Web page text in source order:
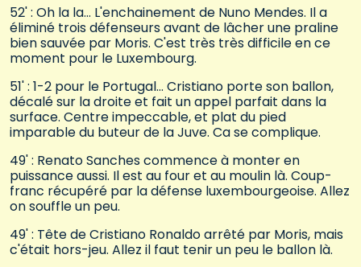
52' : Oh la la… L'enchainement de Nuno Mendes. Il a
éliminé trois défenseurs avant de lâcher une praline
bien sauvée par Moris. C'est très très difficile en ce
moment pour le Luxembourg.
51' : 1-2 pour le Portugal… Cristiano porte son ballon,
décalé sur la droite et fait un appel parfait dans la
surface. Centre impeccable, et plat du pied
imparable du buteur de la Juve. Ca se complique.
49' : Renato Sanches commence à monter en
puissance aussi. Il est au four et au moulin là. Coup-
franc récupéré par la défense luxembourgeoise. Allez
on souffle un peu.
49' : Tête de Cristiano Ronaldo arrêté par Moris, mais
c'était hors-jeu. Allez il faut tenir un peu le ballon là.